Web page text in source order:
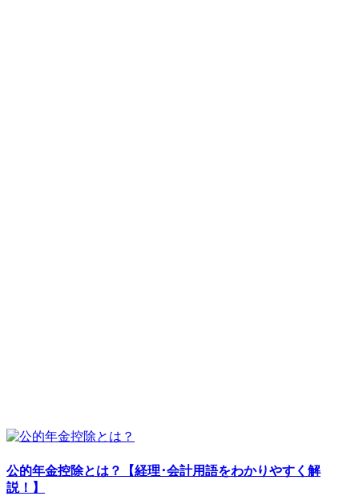
公的年金控除とは？【経理･会計用語をわかりやすく解
説！】